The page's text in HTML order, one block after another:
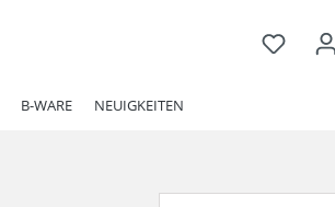
B-WARE NEUIGKEITEN